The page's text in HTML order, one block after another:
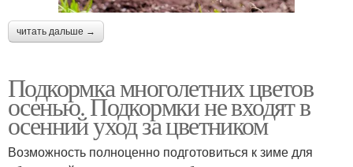
читать дальше →
Подкормка многолетних цветов
осенью. Подкормки не входят в
осенний уход за цветником
Возможность полноценно подготовиться к зиме для